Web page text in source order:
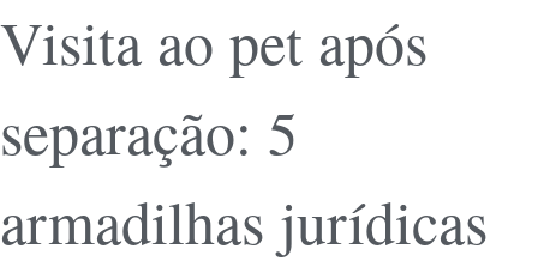
Visita ao pet após
separação: 5
armadilhas jurídicas